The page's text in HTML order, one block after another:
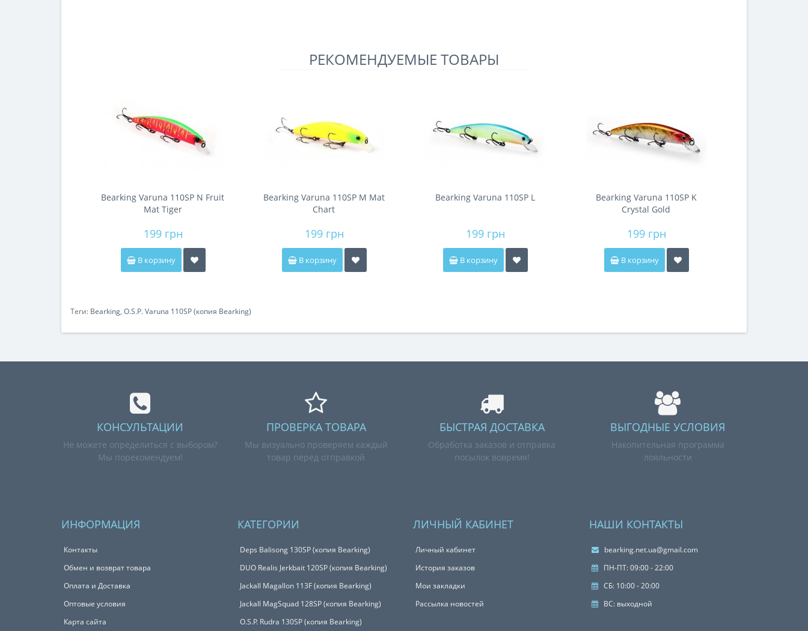
РЕКОМЕНДУЕМЫЕ ТОВАРЫ
Bearking Varuna 110SP N Fruit
Mat Tiger
199 грн
В корзину
Bearking Varuna 110SP M Mat
Chart
199 грн
В корзину
Bearking Varuna 110SP L
199 грн
В корзину
Bearking Varuna 110SP K
Crystal Gold
199 грн
В корзину
Теги: Bearking, O.S.P. Varuna 110SP (копия Bearking)
КОНСУЛЬТАЦИИ
Не можете определиться с выбором?
Мы порекомендуем!
ПРОВЕРКА ТОВАРА
Мы визуально проверяем каждый
товар перед отправкой
БЫСТРАЯ ДОСТАВКА
Обработка заказов и отправка
посылок вовремя!
ВЫГОДНЫЕ УСЛОВИЯ
Накопительная программа
лояльности
ИНФОРМАЦИЯ
Контакты
Обмен и возврат товара
Оплата и Доставка
Оптовые условия
Карта сайта
КАТЕГОРИИ
Deps Balisong 130SP (копия Bearking)
DUO Realis Jerkbait 120SP (копия Bearking)
Jackall Magallon 113F (копия Bearking)
Jackall MagSquad 128SP (копия Bearking)
O.S.P. Rudra 130SP (копия Bearking)
ЛИЧНЫЙ КАБИНЕТ
Личный кабинет
История заказов
Мои закладки
Рассылка новостей
НАШИ КОНТАКТЫ
bearking.net.ua@gmail.com
ПН-ПТ: 09:00 - 22:00
СБ: 10:00 - 20:00
ВС: выходной